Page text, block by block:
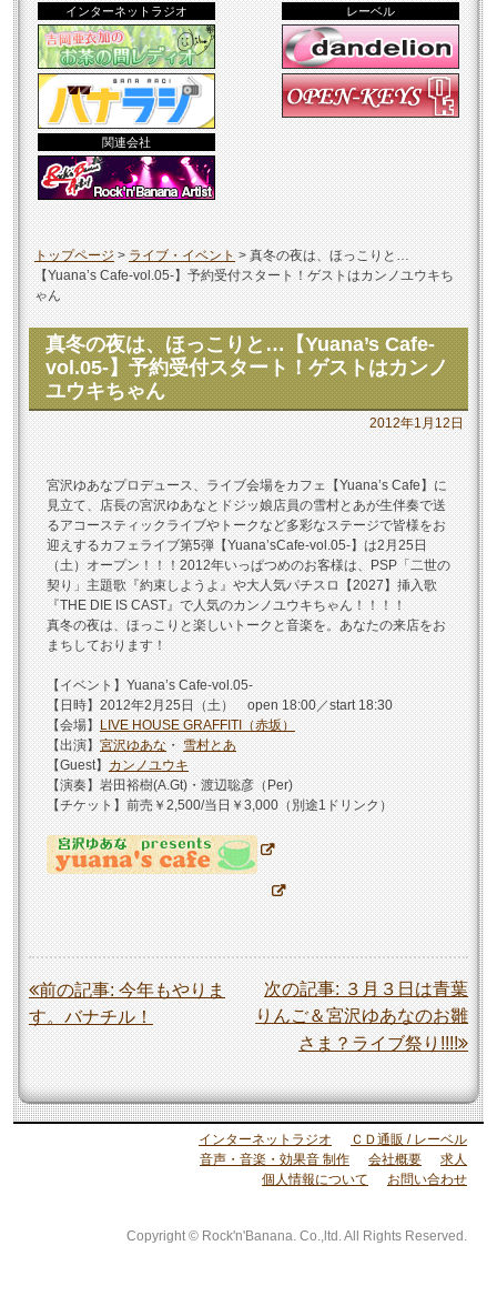
トップページ>ライブ・イベント>真冬の夜は、ほっこりと…
【Yuana’s Cafe-vol.05-】予約受付スタート！ゲストはカンノユウキち
ゃん
真冬の夜は、ほっこりと…【Yuana’s Cafe-
vol.05-】予約受付スタート！ゲストはカンノ
ユウキちゃん
2012年1月12日
宮沢ゆあなプロデュース、ライブ会場をカフェ【Yuana’s Cafe】に
見立て、店長の宮沢ゆあなとドジッ娘店員の雪村とあが生伴奏で送
るアコースティックライブやトークなど多彩なステージで皆様をお
迎えするカフェライブ第5弾【Yuana’sCafe-vol.05-】は2月25日
（土）オープン！！！2012年いっぱつめのお客様は、PSP「二世の
契り」主題歌『約束しようよ』や大人気パチスロ【2027】挿入歌
『THE DIE IS CAST』で人気のカンノユウキちゃん！！！！
真冬の夜は、ほっこりと楽しいトークと音楽を。あなたの来店をお
まちしております！
【イベント】Yuana’s Cafe-vol.05-
【日時】2012年2月25日（土） open 18:00／start 18:30
【会場】LIVE HOUSE GRAFFITI（赤坂）
【出演】宮沢ゆあな・雪村とあ
【Guest】カンノユウキ
【演奏】岩田裕樹(A.Gt)・渡辺聡彦（Per)
【チケット】前売￥2,500/当日￥3,000（別途1ドリンク）
投
稿
ナ
ビ
ゲ
前の記事: 今年もやりま
す。バナチル！
次の記事: ３月３日は青葉
りんご＆宮沢ゆあなのお雛
さま？ライブ祭り!!!!
インターネットラジオ レーベル
関連会社
インターネットラジオ
ＣＤ通販 / レーベル
音声・音楽・効果音 制作
会社概要
求人
個人情報について
お問い合わせ
Copyright © Rock'n'Banana. Co.,ltd. All Rights Reserved.